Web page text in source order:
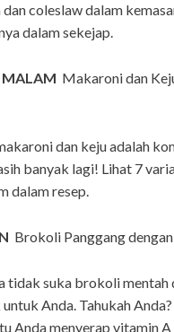
dan coleslaw dalam
dalam sekejap.
Makaroni dan
dan keju adalah
banyak lagi! Lihat 7
dalam resep.
Brokoli Panggang
tidak suka brokoli mentah
Anda. Tahukah
Anda menyerap vitamin